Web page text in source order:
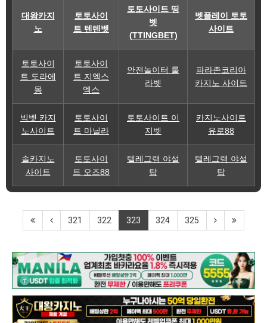
대왕카지
노
토토사이
트 텐텐벳
토토사이트 띵
벳
(TTINGBET)
벳플레이 토토
사이트
토토사이
트 도라에
몽
토토사이
트 지엑스
엑스
안전놀이터 룰
라벳
파라존코리아
카지노 사이트
빅벳 카지
노사이트
토토사이
트 마닐라
토토사이트 이
지벳
카지노사이트
유로88
솔카지노
사이트
토토사이
트 오즈88
텔레그램 야설
탑
텔레그램 야설
탑
321 322 323 324 325